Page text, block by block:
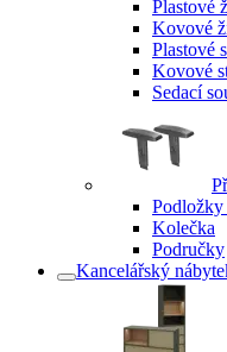
Plastové
Kovové
Plastové
Kovové
Sedací
Kolečka
Područky
Kancelářský